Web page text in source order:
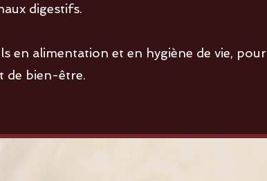
digestifs.
en alimentation et en hygiène de vie, pour
de bien-être.